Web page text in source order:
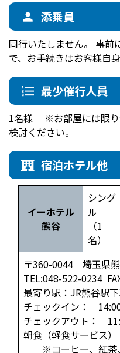
添乗員
同行いたしません。 事前
で、お手続きはお客様自
最少催行人員
1名様 ※お部屋には限り
検討ください。
宿泊ホテル他
イーホテル
熊谷
シング
ル
（1
名）
〒360-0044 埼玉県
TEL:048-522-0234
最寄り駅：JR熊谷駅
チェックイン：
チェックアウト：
朝食（軽食サービス
※コーヒー、紅茶